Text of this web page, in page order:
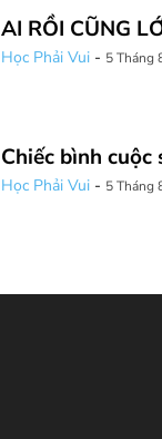
AI RỒI CŨNG
Học Phải Vui - 5 Tháng
Chiếc bình cuộc
Học Phải Vui - 5 Tháng